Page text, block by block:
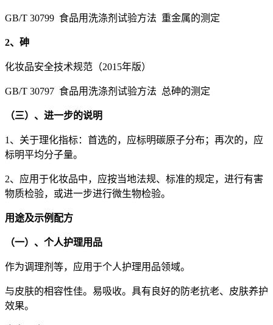
GB/T 30799 食品用洗涤剂试验方法 重金属的测定
2、砷
化妆品安全技术规范（2015年版）
GB/T 30797 食品用洗涤剂试验方法 总砷的测定
（三）、进一步的说明
1、关于理化指标：首选的，应标明碳原子分布；再次的，应
标明平均分子量。
2、应用于化妆品中，应按当地法规、标准的规定，进行有害
物质检验，或进一步进行微生物检验。
用途及示例配方
（一）、个人护理用品
作为调理剂等，应用于个人护理用品领域。
与皮肤的相容性佳。易吸收。具有良好的防老抗老、皮肤养护
效果。